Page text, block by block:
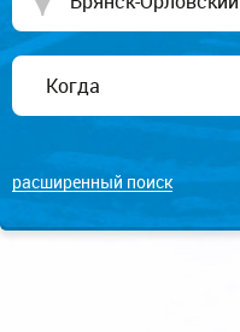
расширенный поиск